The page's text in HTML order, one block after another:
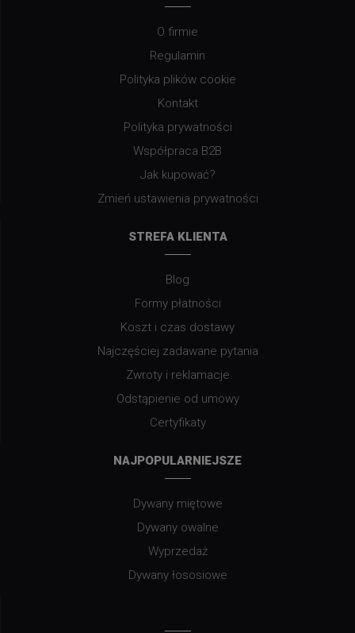
O firmie
Regulamin
Polityka plików cookie
Kontakt
Polityka prywatności
Współpraca B2B
Jak kupować?
Zmień ustawienia prywatności
STREFA KLIENTA
Blog
Formy płatności
Koszt i czas dostawy
Najczęściej zadawane pytania
Zwroty i reklamacje
Odstąpienie od umowy
Certyfikaty
NAJPOPULARNIEJSZE
Dywany miętowe
Dywany owalne
Wyprzedaż
Dywany łososiowe